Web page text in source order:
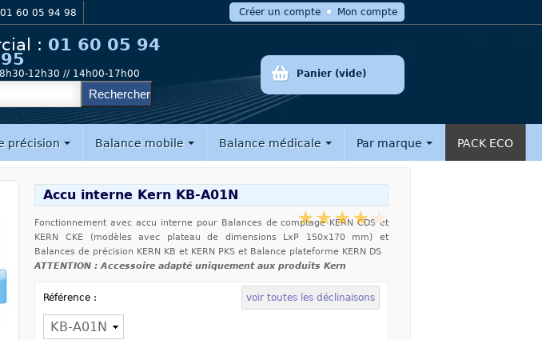
60 05 94 98
: 01 60 05 94
95
8h30-12h30 // 14h00-17h00 Panier (vide)
Créer un compte Mon compte
précision Balance mobile Balance médicale Par marque PACK ECO
Accu interne Kern KB-A01N
Fonctionnement avec accu interne pour Balances de comptage KERN CDS et
KERN CKE (modèles avec plateau de dimensions LxP 150x170 mm) et
Balances de précision KERN KB et KERN PKS et Balance plateforme KERN DS
ATTENTION : Accessoire adapté uniquement aux produits Kern
Référence : voir toutes les déclinaisons